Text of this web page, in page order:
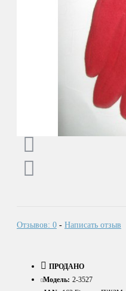
Отзывов: 0 - Написать отзыв
ПРОДАНО
Модель: 2-3527